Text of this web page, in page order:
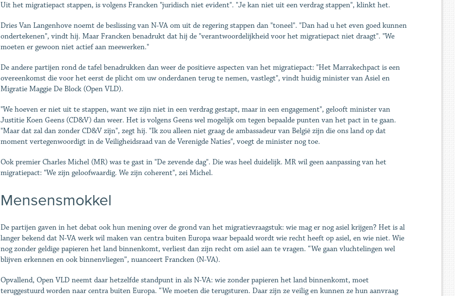
Uit het migratiepact stappen, is volgens Francken "juridisch niet evident". "Je kan niet uit een verdrag stappen", klinkt het.
Dries Van Langenhove noemt de beslissing van N-VA om uit de regering stappen dan "toneel". "Dan had u het even goed kunnen
ondertekenen", vindt hij. Maar Francken benadrukt dat hij de "verantwoordelijkheid voor het migratiepact niet draagt". "We
moeten er gewoon niet actief aan meewerken."
De andere partijen rond de tafel benadrukken dan weer de positieve aspecten van het migratiepact: "Het Marrakechpact is een
overeenkomst die voor het eerst de plicht om uw onderdanen terug te nemen, vastlegt", vindt huidig minister van Asiel en
Migratie Maggie De Block (Open VLD).
"We hoeven er niet uit te stappen, want we zijn niet in een verdrag gestapt, maar in een engagement", gelooft minister van
Justitie Koen Geens (CD&V) dan weer. Het is volgens Geens wel mogelijk om tegen bepaalde punten van het pact in te gaan.
"Maar dat zal dan zonder CD&V zijn", zegt hij. "Ik zou alleen niet graag de ambassadeur van België zijn die ons land op dat
moment vertegenwoordigt in de Veiligheidsraad van de Verenigde Naties", voegt de minister nog toe.
Ook premier Charles Michel (MR) was te gast in "De zevende dag". Die was heel duidelijk. MR wil geen aanpassing van het
migratiepact: "We zijn geloofwaardig. We zijn coherent", zei Michel.
Mensensmokkel
De partijen gaven in het debat ook hun mening over de grond van het migratievraagstuk: wie mag er nog asiel krijgen? Het is al
langer bekend dat N-VA werk wil maken van centra buiten Europa waar bepaald wordt wie recht heeft op asiel, en wie niet. Wie
nog zonder geldige papieren het land binnenkomt, verliest dan zijn recht om asiel aan te vragen. “We gaan vluchtelingen wel
blijven erkennen en ook binnenvliegen”, nuanceert Francken (N-VA).
Opvallend, Open VLD neemt daar hetzelfde standpunt in als N-VA: wie zonder papieren het land binnenkomt, moet
teruggestuurd worden naar centra buiten Europa. “We moeten die terugsturen. Daar zijn ze veilig en kunnen ze hun aanvraag